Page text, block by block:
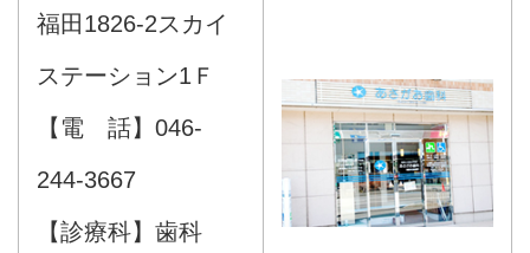
福田1826-2スカイ
ステーション1Ｆ
【電 話】046-
244-3667
【診療科】歯科